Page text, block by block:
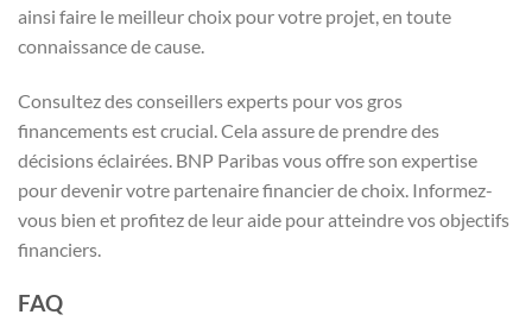
ainsi faire le meilleur choix pour votre projet, en toute
connaissance de cause.
Consultez des conseillers experts pour vos gros
financements est crucial. Cela assure de prendre des
décisions éclairées. BNP Paribas vous offre son expertise
pour devenir votre partenaire financier de choix. Informez-
vous bien et profitez de leur aide pour atteindre vos objectifs
financiers.
FAQ